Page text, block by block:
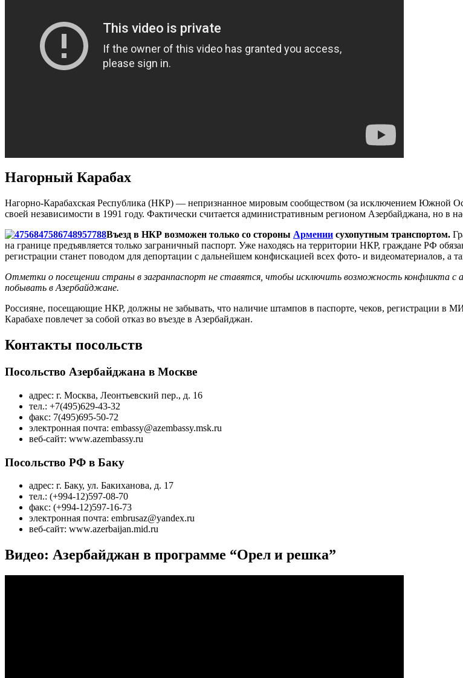
Нагорный Карабах
Нагорно-Карабахская Республика (НКР) — непризнанное мировым сообществом (за исключением Южной
своей независимости в 1991 году. Фактически считается административным регионом Азербайджана, но в
Въезд в НКР возможен только со стороны Армении сухопутным транспортом.
на границе предъявляется только заграничный паспорт. Уже находясь на территории НКР, граждане РФ
регистрации станет поводом для депортации с дальнейшем конфискацией всех фото- и видеоматериалов, а
Отметки о посещении страны в загранпаспорт не ставятся, чтобы исключить возможность конфликта с
побывать в Азербайджане.
Россияне, посещающие НКР, должны не забывать, что наличие штампов в паспорте, чеков, регистрации в
Карабахе повлечет за собой отказ во въезде в Азербайджан.
Контакты посольств
Посольство Азербайджана в Москве
адрес: г. Москва, Леонтьевский пер., д. 16
тел.: +7(495)629-43-32
факс: 7(495)695-50-72
электронная почта: embassy@azembassy.msk.ru
веб-сайт: www.azembassy.ru
Посольство РФ в Баку
адрес: г. Баку, ул. Бакиханова, д. 17
тел.: (+994-12)597-08-70
факс: (+994-12)597-16-73
электронная почта: embrusaz@yandex.ru
веб-сайт: www.azerbaijan.mid.ru
Видео: Азербайджан в программе “Орел и решка”